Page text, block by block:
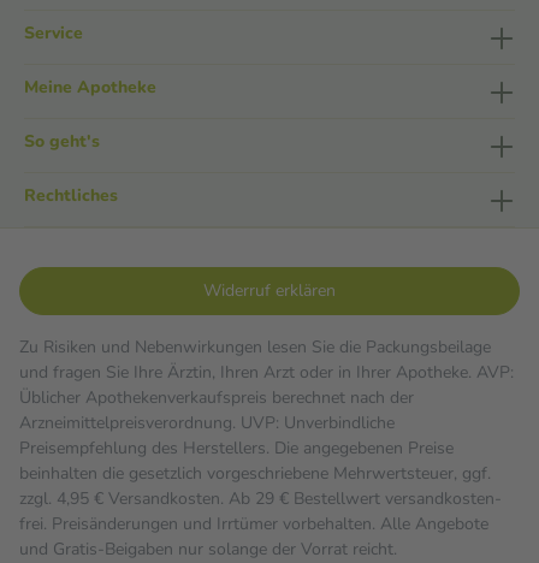
Service
Meine Apotheke
So geht's
Rechtliches
Widerruf erklären
Zu Risiken und Nebenwirkungen lesen Sie die Packungsbeilage
und fragen Sie Ihre Ärztin, Ihren Arzt oder in Ihrer Apotheke. AVP:
Üblicher Apothekenverkaufspreis berechnet nach der
Arzneimittelpreisverordnung. UVP: Unverbindliche
Preisempfehlung des Herstellers. Die angegebenen Preise
beinhalten die gesetzlich vorgeschriebene Mehrwertsteuer, ggf.
zzgl. 4,95 € Versandkosten. Ab 29 € Bestell­wert versand­kosten­
frei. Preisänderungen und Irrtümer vorbehalten. Alle Angebote
und Gratis-Beigaben nur solange der Vorrat reicht.